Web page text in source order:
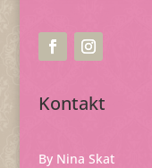
Kontakt
By Nina Skat